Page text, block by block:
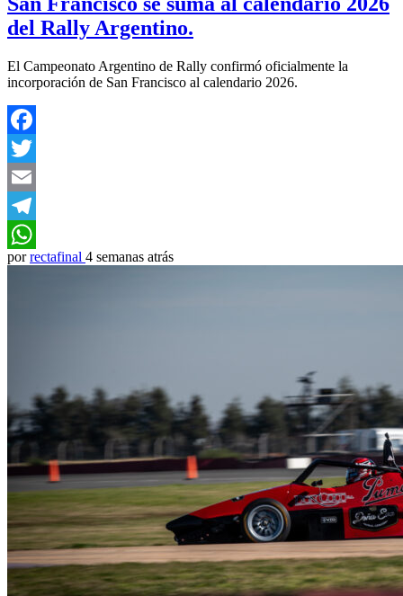
del Rally Argentino.
El Campeonato Argentino de Rally confirmó oficialmente la
incorporación de San Francisco al calendario 2026.
Facebook
Twitter
Email
Telegram
WhatsApp
por rectafinal 4 semanas atrás